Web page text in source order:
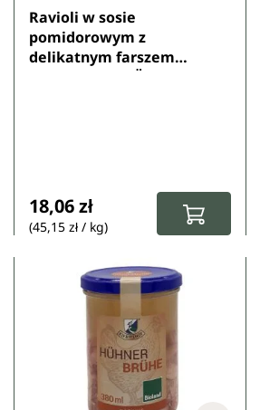
Średnia ocena 4.7 z 5 gwiazdek
Ravioli w sosie
pomidorowym z
delikatnym farszem
mięsnym bio - Ökoland - 400
18,06 zł
(45,15 zł / kg)